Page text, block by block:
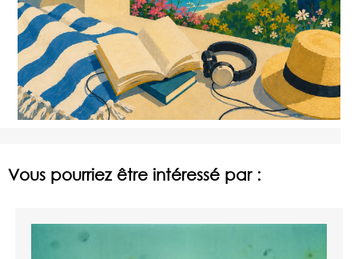
Vous pourriez être intéressé par :